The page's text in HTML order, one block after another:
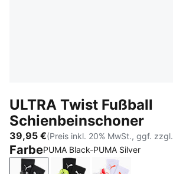
ULTRA Twist Fußball
Schienbeinschoner
39,95 €(Preis inkl. 20% MwSt., ggf. zzgl.
FarbePUMA Black-PUMA Silver